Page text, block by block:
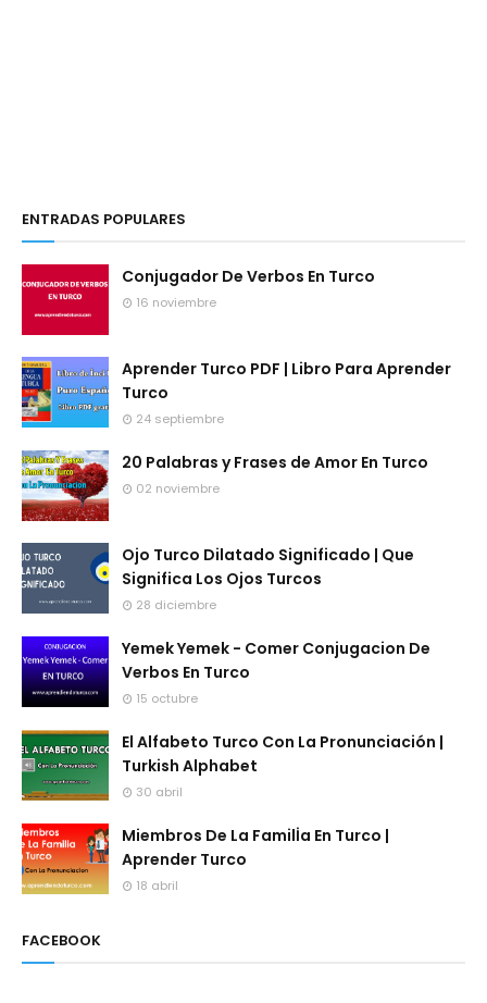
ENTRADAS POPULARES
Conjugador De Verbos En Turco
16 noviembre
Aprender Turco PDF | Libro Para Aprender
Turco
24 septiembre
20 Palabras y Frases de Amor En Turco
02 noviembre
Ojo Turco Dilatado Significado | Que
Significa Los Ojos Turcos
28 diciembre
Yemek Yemek - Comer Conjugacion De
Verbos En Turco
15 octubre
El Alfabeto Turco Con La Pronunciación |
Turkish Alphabet
30 abril
Miembros De La Familİa En Turco |
Aprender Turco
18 abril
FACEBOOK